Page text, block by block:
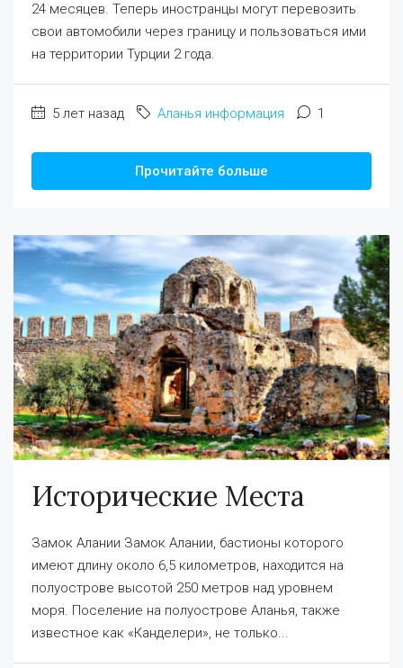
24 месяцев. Теперь иностранцы могут перевозить
свои автомобили через границу и пользоваться ими
на территории Турции 2 года.
5 лет назад Аланья информация 1
Прочитайте больше
Исторические Места
Замок Алании Замок Алании, бастионы которого
имеют длину около 6,5 километров, находится на
полуострове высотой 250 метров над уровнем
моря. Поселение на полуострове Аланья, также
известное как «Канделери», не только...